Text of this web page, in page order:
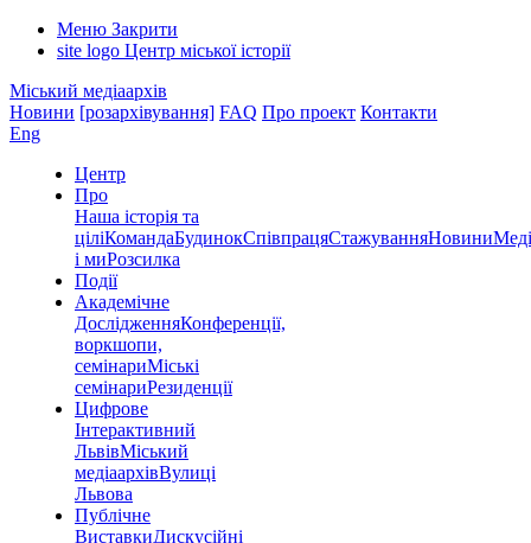
Меню Закрити
site logo Центр міської історії
Міський медіаархів
Новини [розархівування] FAQ Про проект Контакти
Eng
Центр
Про
Наша історія та
ціліКомандаБудинокСпівпрацяСтажуванняНовини
і миРозсилка
Події
Академічне
ДослідженняКонференції,
воркшопи,
семінариМіські
семінариРезиденції
Цифрове
Інтерактивний
ЛьвівМіський
медіаархівВулиці
Львова
Публічне
ВиставкиДискусійні